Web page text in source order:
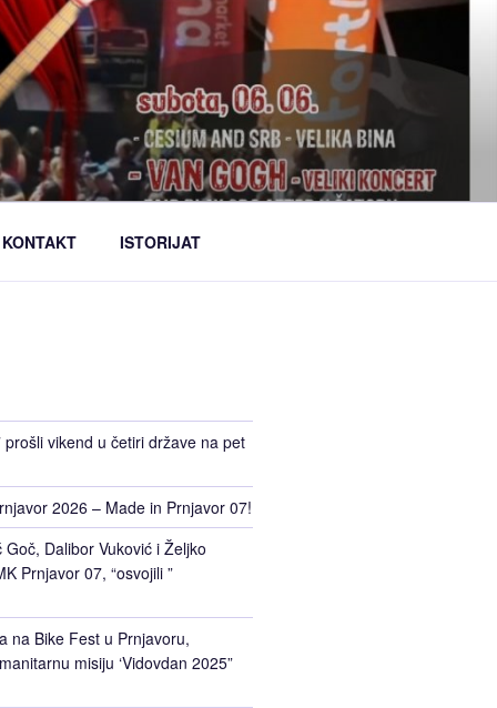
KONTAKT ISTORIJAT
prošli vikend u četiri države na pet
2026 – Made in Prnjavor 07!
Dalibor Vuković i Željko
Prnjavor 07, “osvojili ”
na Bike Fest u Prnjavoru,
misiju ‘Vidovdan 2025”